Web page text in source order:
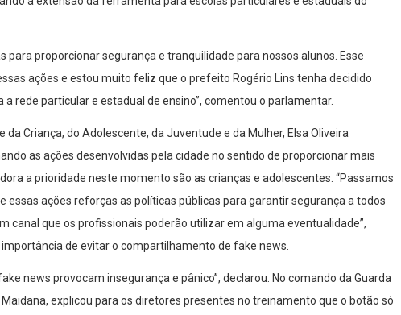
para proporcionar segurança e tranquilidade para nossos alunos. Esse
ações e estou muito feliz que o prefeito Rogério Lins tenha decidido
rede particular e estadual de ensino”, comentou o parlamentar.
Criança, do Adolescente, da Juventude e da Mulher, Elsa Oliveira
as ações desenvolvidas pela cidade no sentido de proporcionar mais
a prioridade neste momento são as crianças e adolescentes. “Passamos
essas ações reforças as políticas públicas para garantir segurança a todos
canal que os profissionais poderão utilizar em alguma eventualidade”,
de evitar o compartilhamento de fake news.
news provocam insegurança e pânico”, declarou. No comando da Guarda
explicou para os diretores presentes no treinamento que o botão só